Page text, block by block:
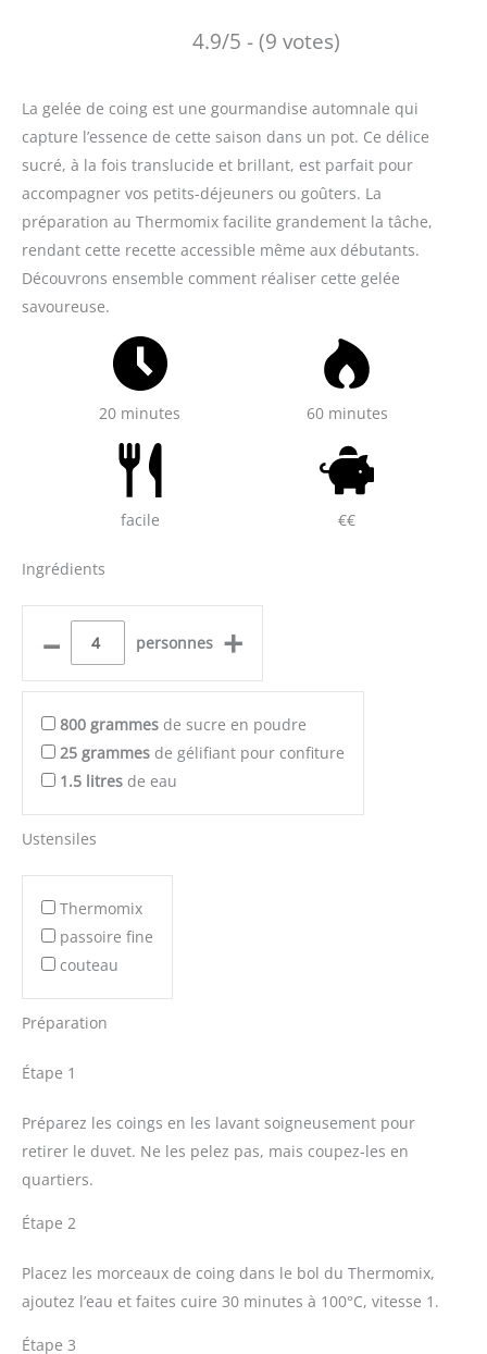
4.9/5 - (9 votes)
La gelée de coing est une gourmandise automnale qui
capture l’essence de cette saison dans un pot. Ce délice
sucré, à la fois translucide et brillant, est parfait pour
accompagner vos petits-déjeuners ou goûters. La
préparation au Thermomix facilite grandement la tâche,
rendant cette recette accessible même aux débutants.
Découvrons ensemble comment réaliser cette gelée
savoureuse.
20 minutes 60 minutes
facile €€
Ingrédients
– personnes +
800 grammes de sucre en poudre
25 grammes de gélifiant pour confiture
1.5 litres de eau
Ustensiles
Thermomix
passoire fine
couteau
Préparation
Étape 1
Préparez les coings en les lavant soigneusement pour
retirer le duvet. Ne les pelez pas, mais coupez-les en
quartiers.
Étape 2
Placez les morceaux de coing dans le bol du Thermomix,
ajoutez l’eau et faites cuire 30 minutes à 100°C, vitesse 1.
Étape 3